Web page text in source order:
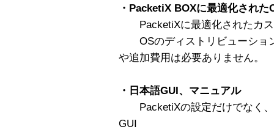
・PacketiX BOXに最適化された
PacketiXに最適化されたカス
OSのディストリビューショ
や追加費用は必要ありません。
・日本語GUI、マニュアル
PacketiXの設定だけでなく、
GUI